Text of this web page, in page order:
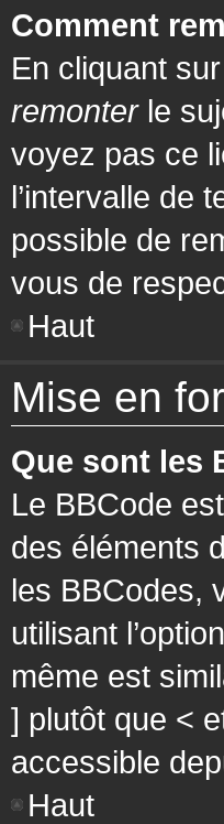
Comment
En cliquant
remonterle
voyez pas ce
l’intervalle de
possible de
vous de
Haut
Mise en
Que sont les
Le BBCode
des éléments
les BBCodes,
utilisant
même est
] plutôt que <
accessible
Haut